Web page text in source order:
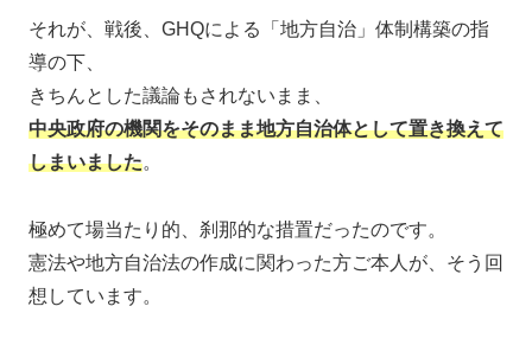
それが、戦後、GHQによる「地方自治」体制構築の指
導の下、
きちんとした議論もされないまま、
中央政府の機関をそのまま地方自治体として置き換えて
しまいました。
極めて場当たり的、刹那的な措置だったのです。
憲法や地方自治法の作成に関わった方ご本人が、そう回
想しています。